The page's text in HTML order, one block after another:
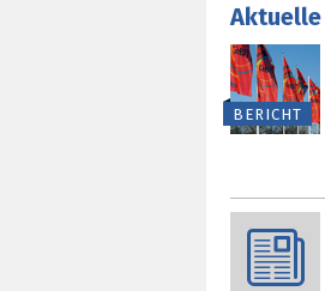
Aktuelle
BERICHT